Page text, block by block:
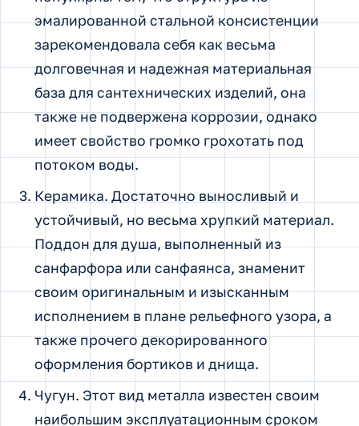
эмалированной стальной консистенции
зарекомендовала себя как весьма
долговечная и надежная материальная
база для сантехнических изделий, она
также не подвержена коррозии, однако
имеет свойство громко грохотать под
потоком воды.
Керамика. Достаточно выносливый и
устойчивый, но весьма хрупкий материал.
Поддон для душа, выполненный из
санфарфора или санфаянса, знаменит
своим оригинальным и изысканным
исполнением в плане рельефного узора, а
также прочего декорированного
оформления бортиков и днища.
Чугун. Этот вид металла известен своим
наибольшим эксплуатационным сроком